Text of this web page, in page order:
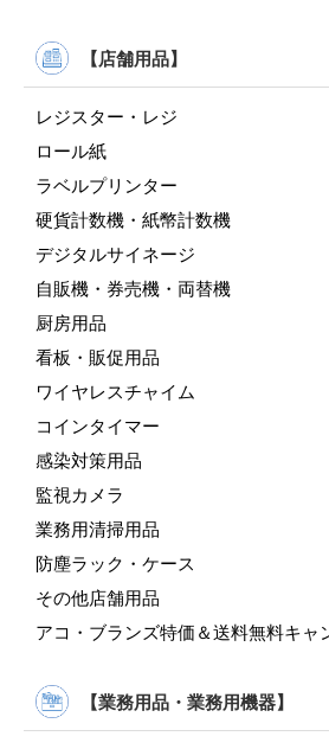
【店舗用品】
レジスター・レジ
ロール紙
ラベルプリンター
硬貨計数機・紙幣計数機
デジタルサイネージ
自販機・券売機・両替機
厨房用品
看板・販促用品
ワイヤレスチャイム
コインタイマー
感染対策用品
監視カメラ
業務用清掃用品
防塵ラック・ケース
その他店舗用品
アコ・ブランズ特価＆送料無料キャ
【業務用品・業務用機器】